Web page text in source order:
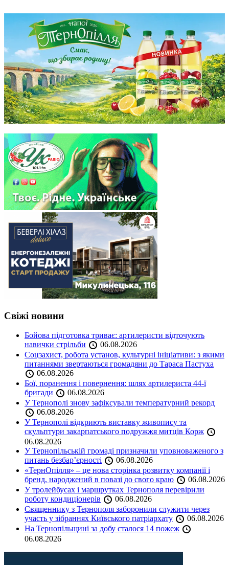
Свіжі новини
Бойова підготовка триває: артилеристи відточують
навички стрільби
06.08.2026
Соцзахист, робота установ, культурні ініціативи: з якими
питаннями звертаються громадяни до Тараса Пастуха
06.08.2026
Бої, поранення і повернення: шлях артилериста 44-ї
бригади
06.08.2026
У Тернополі знову зафіксували температурний рекорд
06.08.2026
У Тернополі відкриють виставку живопису та
скульптури закарпатського подружжя митців Корж
06.08.2026
У Тернопільській громаді призначили уповноваженого з
питань безбар’єрності
06.08.2026
«ТернОпілля» – це нова сторінка розвитку компанії і
бренд, народжений в повазі до свого краю
06.08.2026
У тролейбусах і маршрутках Тернополя перевірили
роботу кондиціонерів
06.08.2026
Священнику з Тернополя заборонили служити через
участь у зібраннях Київського патріархату
06.08.2026
На Тернопільщині за добу сталося 14 пожеж
06.08.2026